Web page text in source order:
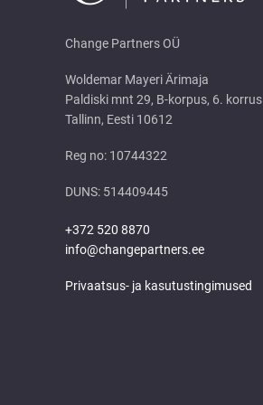
Change Partners OÜ
Woldemar Mayeri Ärimaja
Paldiski mnt 29, B-korpus, 6. korrus
Tallinn, Eesti 10612
Reg no: 10744322
DUNS: 514409445
+372 520 8870
info@changepartners.ee
Privaatsus- ja kasutustingimused